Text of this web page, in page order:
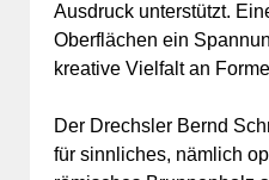
Ausdruck unterstützt.
Oberflächen ein
kreative Vielfalt an
Der Drechsler Bernd
für sinnliches, nämlich